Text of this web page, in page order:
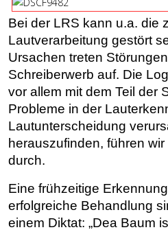
Bei der LRS kann u.a. die
Lautverarbeitung gestört
Ursachen treten
Schreiberwerb auf. Die
vor allem mit dem Teil der
Probleme in der
Lautunterscheidung
herauszufinden, führen
durch.
Eine frühzeitige
erfolgreiche Behandlung
einem Diktat: „Dea Baum